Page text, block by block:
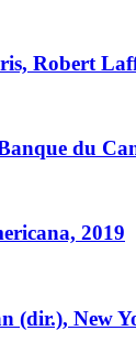
Robert
du
2019
(dir.), New